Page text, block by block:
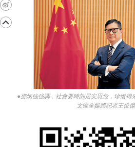
●鄧炳強強調，社會要時刻居安思危，珍惜得
文匯全媒體記者王俊